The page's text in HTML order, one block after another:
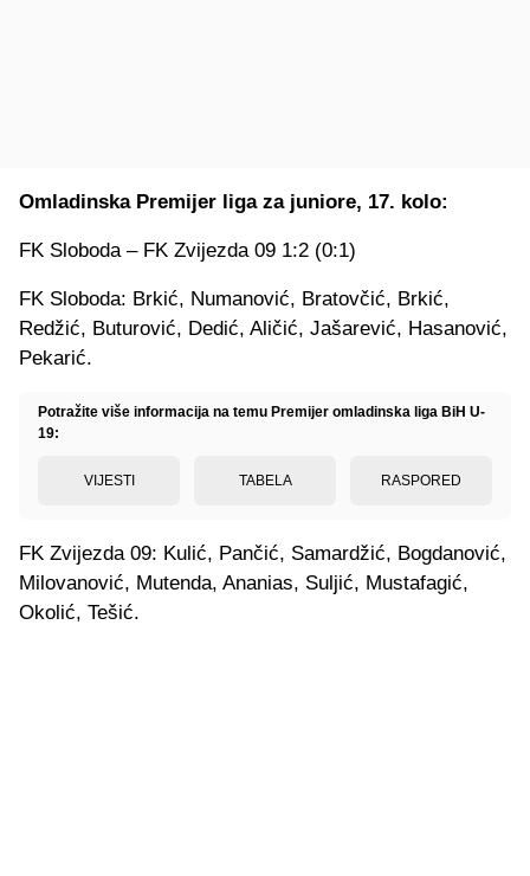
Omladinska Premijer liga za juniore, 17. kolo:
FK Sloboda – FK Zvijezda 09 1:2 (0:1)
FK Sloboda: Brkić, Numanović, Bratovčić, Brkić,
Redžić, Buturović, Dedić, Aličić, Jašarević, Hasanović,
Pekarić.
Potražite više informacija na temu Premijer omladinska liga BiH U-
19:
VIJESTI TABELA RASPORED
FK Zvijezda 09: Kulić, Pančić, Samardžić, Bogdanović,
Milovanović, Mutenda, Ananias, Suljić, Mustafagić,
Okolić, Tešić.